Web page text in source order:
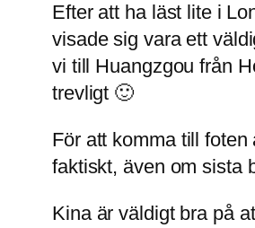
Efter att ha läst lite i
visade sig vara ett
vi till Huangzgou från
trevligt 🙂
För att komma till
faktiskt, även om sista
Kina är väldigt bra på